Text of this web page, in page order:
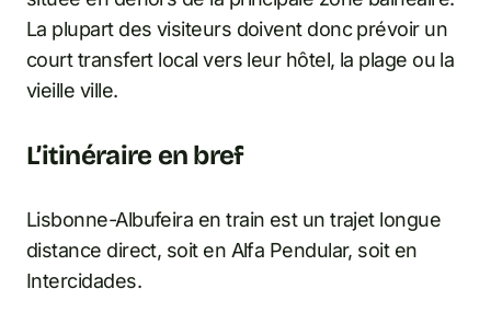
La plupart des visiteurs doivent donc prévoir un
court transfert local vers leur hôtel, la plage ou la
vieille ville.
L’itinéraire en bref
Lisbonne-Albufeira en train est un trajet longue
distance direct, soit en Alfa Pendular, soit en
Intercidades.